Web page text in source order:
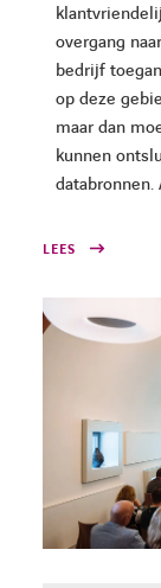
overgang
bedrijf
op deze
maar dan
kunnen
LEES